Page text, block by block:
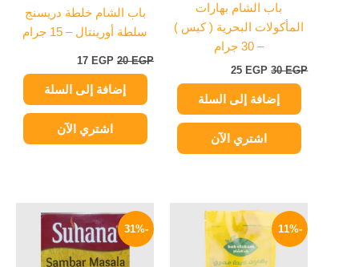
باب الشام بهارات
المأكولات البحرية ( كيس )
– 30 جرام
30EGP
25 EGP
إضافة إلى السلة
اشتري الآن
باب الشام خلطة دريسنج
سلطة أورينتال – 15 جرام
20EGP
17 EGP
إضافة إلى السلة
اشتري الآن
-11%
السعر
الأصلي
هو:
35 EGP.
السعر
الحالي
هو:
31 EGP.
-31%
الأصلي
هو:
215 EGP.
الحالي
هو:
149 EGP.